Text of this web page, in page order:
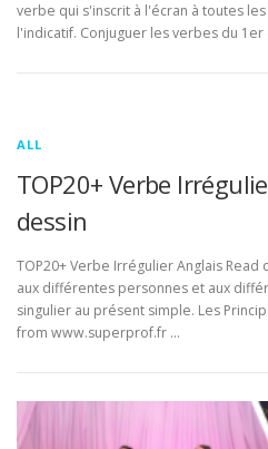
verbe qui s'inscrit à l'écran à toutes
l'indicatif. Conjuguer les verbes du
ALL
TOP20+ Verbe
dessin
TOP20+ Verbe Irrégulier Anglais
aux différentes personnes et aux
singulier au présent simple. Les
from www.superprof.fr …